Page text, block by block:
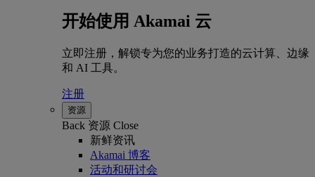
开始使用 Akamai 云
立即注册，解锁专为您的业务打造的云计算、边缘
和 AI 工具。
注册
资源
Back 资源 Close
新鲜资讯
Akamai 博客
活动和研讨会